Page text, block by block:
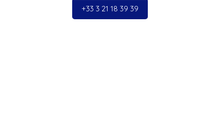
+33 3 21 18 39 39